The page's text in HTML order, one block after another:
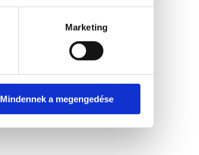
Marketing
Mindennek a megengedése